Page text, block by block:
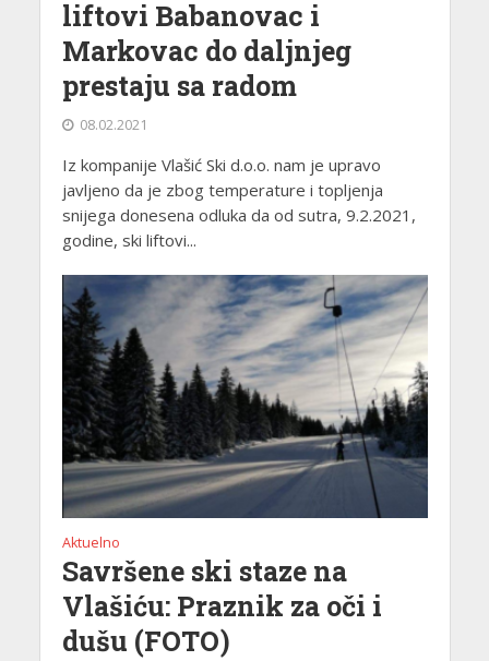
liftovi Babanovac i
Markovac do daljnjeg
prestaju sa radom
08.02.2021
Iz kompanije Vlašić Ski d.o.o. nam je upravo
javljeno da je zbog temperature i topljenja
snijega donesena odluka da od sutra, 9.2.2021,
godine, ski liftovi...
Aktuelno
Savršene ski staze na
Vlašiću: Praznik za oči i
dušu (FOTO)